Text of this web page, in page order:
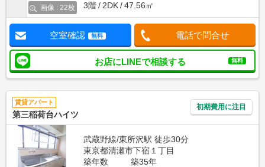
画像 : 22枚
3階
2DK 47.56㎡
空室確認 無料 電話で問合せ
お店にLINEで相談する 無料
賃貸アパート
第三稲荷台ハイツ
初期費用に注目
武蔵野線/東所沢駅 徒歩30分
東京都清瀬市下宿１丁目
築年数
築35年